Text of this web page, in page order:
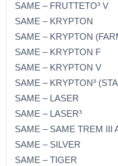
SAME – FRUTTETO³ V
SAME – KRYPTON
SAME – KRYPTON
SAME – KRYPTON F
SAME – KRYPTON V
SAME – KRYPTON³
SAME – LASER
SAME – LASER³
SAME – SAME TREM III
SAME – SILVER
SAME – TIGER